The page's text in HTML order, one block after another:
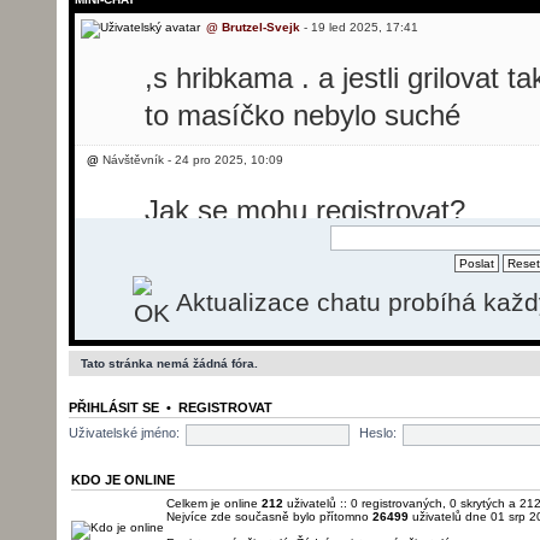
@ Brutzel-Svejk- 19 led 2025, 17:41
,s hribkama . a jestli grilovat
to masíčko nebylo suché
@Návštěvník - 24 pro 2025, 10:09
Jak se mohu registrovat?
Dobrý den, potřebovala bych
svíčkovou, ale nevím jak se
momentálně registrace
pošlu.
@ Brutzel-Svejk- 01 led 2026, 22:22
Aktualizace chatu probíhá
Tato stránka nemá žádná fóra.
PŘIHLÁSIT SE• REGISTROVAT
Uživatelské jméno:
Heslo:
KDO JE ONLINE
Celkem je online 212 uživatelů :: 0 registrovaných, 0 skrytých a
Nejvíce zde současně bylo přítomno 26499uživatelů dne 01 srp